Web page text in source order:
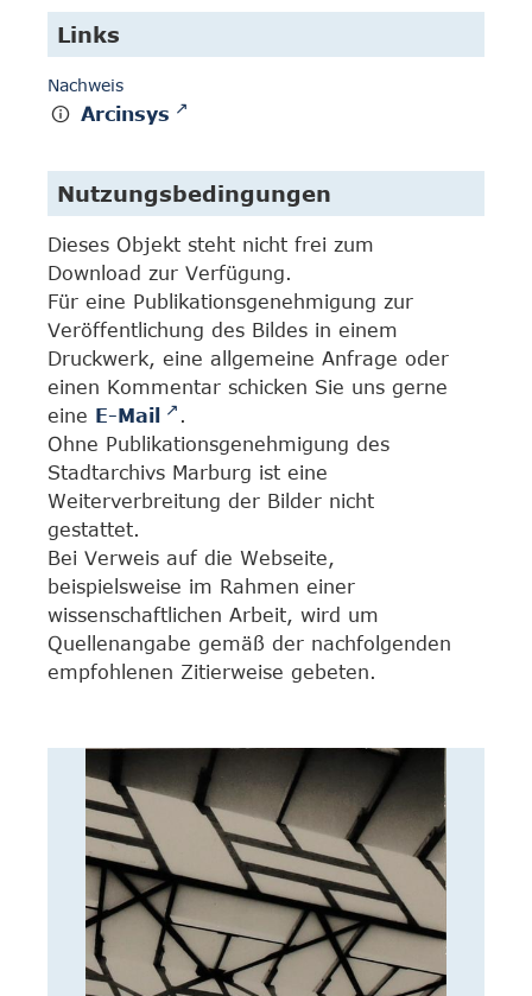
Links
Nachweis
Arcinsys
Nutzungsbedingungen
Dieses Objekt steht nicht frei zum
Download zur Verfügung.
Für eine Publikationsgenehmigung zur
Veröffentlichung des Bildes in einem
Druckwerk, eine allgemeine Anfrage oder
einen Kommentar schicken Sie uns gerne
eine E-Mail
.
Ohne Publikationsgenehmigung des
Stadtarchivs Marburg ist eine
Weiterverbreitung der Bilder nicht
gestattet.
Bei Verweis auf die Webseite,
beispielsweise im Rahmen einer
wissenschaftlichen Arbeit, wird um
Quellenangabe gemäß der nachfolgenden
empfohlenen Zitierweise gebeten.